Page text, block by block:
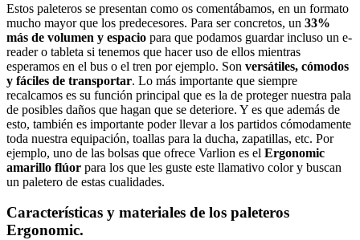
Estos paleteros se presentan como os comentábamos, en un formato
mucho mayor que los predecesores. Para ser concretos, un 33%
más de volumen y espacio para que podamos guardar incluso un e-
reader o tableta si tenemos que hacer uso de ellos mientras
esperamos en el bus o el tren por ejemplo. Son versátiles, cómodos
y fáciles de transportar. Lo más importante que siempre
recalcamos es su función principal que es la de proteger nuestra pala
de posibles daños que hagan que se deteriore. Y es que además de
esto, también es importante poder llevar a los partidos cómodamente
toda nuestra equipación, toallas para la ducha, zapatillas, etc. Por
ejemplo, uno de las bolsas que ofrece Varlion es el Ergonomic
amarillo flúor para los que les guste este llamativo color y buscan
un paletero de estas cualidades.
Características y materiales de los paleteros
Ergonomic.